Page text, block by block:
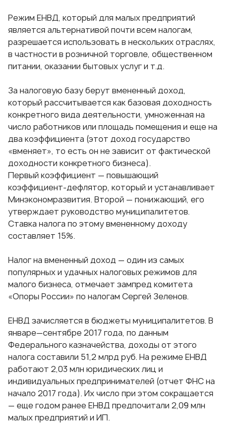
Режим ЕНВД, который для малых предприятий
является альтернативой почти всем налогам,
разрешается использовать в нескольких отраслях,
в частности в розничной торговле, общественном
питании, оказании бытовых услуг и т.д.
За налоговую базу берут вмененный доход,
который рассчитывается как базовая доходность
конкретного вида деятельности, умноженная на
число работников или площадь помещения и еще на
два коэффициента (этот доход государство
«вменяет», то есть он не зависит от фактической
доходности конкретного бизнеса).
Первый коэффициент — повышающий
коэффициент-дефлятор, который и устанавливает
Минэкономразвития. Второй — понижающий, его
утверждает руководство муниципалитетов.
Ставка налога по этому вмененному доходу
составляет 15%.
Налог на вмененный доход — один из самых
популярных и удачных налоговых режимов для
малого бизнеса, отмечает зампред комитета
«Опоры России» по налогам Сергей Зеленов.
ЕНВД зачисляется в бюджеты муниципалитетов. В
январе—сентябре 2017 года, по данным
Федерального казначейства, доходы от этого
налога составили 51,2 млрд руб. На режиме ЕНВД
работают 2,03 млн юридических лиц и
индивидуальных предпринимателей (отчет ФНС на
начало 2017 года). Их число при этом сокращается
— еще годом ранее ЕНВД предпочитали 2,09 млн
малых предприятий и ИП.